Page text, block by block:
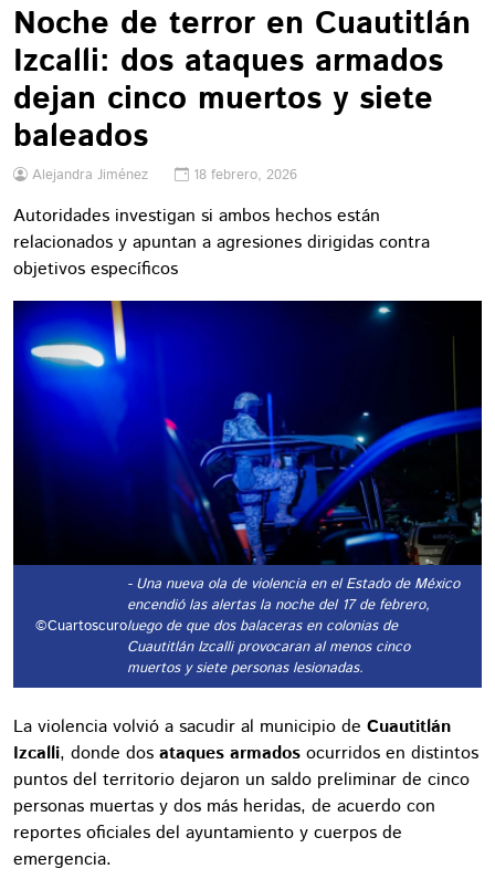
Noche de terror en Cuautitlán
Izcalli: dos ataques armados
dejan cinco muertos y siete
baleados
Alejandra Jiménez 18 febrero, 2026
Autoridades investigan si ambos hechos están
relacionados y apuntan a agresiones dirigidas contra
objetivos específicos
©Cuartoscuro
- Una nueva ola de violencia en el Estado de México
encendió las alertas la noche del 17 de febrero,
luego de que dos balaceras en colonias de
Cuautitlán Izcalli provocaran al menos cinco
muertos y siete personas lesionadas.
La violencia volvió a sacudir al municipio de Cuautitlán
Izcalli, donde dos ataques armados ocurridos en distintos
puntos del territorio dejaron un saldo preliminar de cinco
personas muertas y dos más heridas, de acuerdo con
reportes oficiales del ayuntamiento y cuerpos de
emergencia.